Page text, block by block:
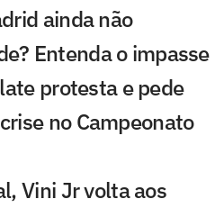
ainda não
Entenda o impasse
protesta e pede
no Campeonato
Vini Jr volta aos